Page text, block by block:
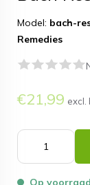
Model: bach-
Remedies
€21,99 excl.
Op voorraad